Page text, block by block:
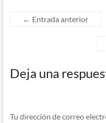
← Entrada anterior
Deja una
Tu dirección de correo